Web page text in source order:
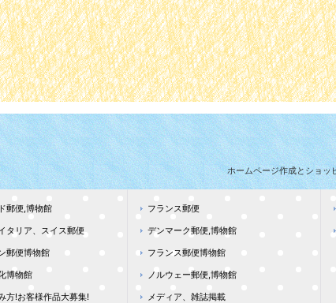
ホームページ作成とショッ
郵便,博物館
タリア、スイス郵便
郵便博物館
博物館
方!お客様作品大募集!
フランス郵便
デンマーク郵便,博物館
フランス郵便博物館
ノルウェー郵便,博物館
メディア、雑誌掲載